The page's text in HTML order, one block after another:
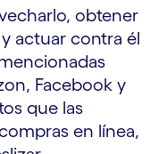
obtener
actuar contra él
Facebook y
que las
en línea,